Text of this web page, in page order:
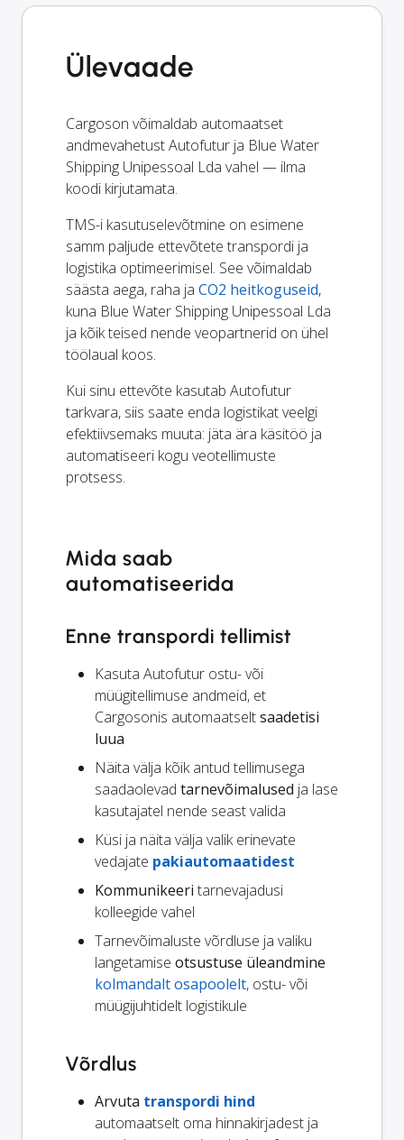
Ülevaade
Cargoson võimaldab automaatset
andmevahetust Autofutur ja Blue Water
Shipping Unipessoal Lda vahel — ilma
koodi kirjutamata.
TMS-i kasutuselevõtmine on esimene
samm paljude ettevõtete transpordi ja
logistika optimeerimisel. See võimaldab
säästa aega, raha ja CO2 heitkoguseid,
kuna Blue Water Shipping Unipessoal Lda
ja kõik teised nende veopartnerid on ühel
töölaual koos.
Kui sinu ettevõte kasutab Autofutur
tarkvara, siis saate enda logistikat veelgi
efektiivsemaks muuta: jäta ära käsitöö ja
automatiseeri kogu veotellimuste
protsess.
Mida saab
automatiseerida
Enne transpordi tellimist
Kasuta Autofutur ostu- või
müügitellimuse andmeid, et
Cargosonis automaatseltsaadetisi
luua
Näita välja kõik antud tellimusega
saadaolevad tarnevõimalused ja lase
kasutajatel nende seast valida
Küsi ja näita välja valik erinevate
vedajate pakiautomaatidest
Kommunikeeri tarnevajadusi
kolleegide vahel
Tarnevõimaluste võrdluse ja valiku
langetamise otsustuse üleandmine
kolmandalt osapoolelt, ostu- või
müügijuhtidelt logistikule
Võrdlus
Arvuta transpordi hind
automaatselt oma hinnakirjadest ja